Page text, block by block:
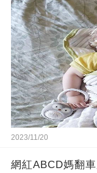
2023/11/20
網紅ABCD媽翻